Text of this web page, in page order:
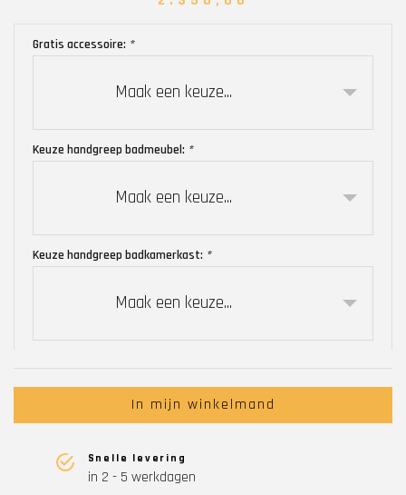
Gratis accessoire: *
Maak een keuze...
Keuze handgreep badmeubel: *
Maak een keuze...
Keuze handgreep badkamerkast: *
Maak een keuze...
In mijn winkelmand
Snelle levering
in 2 - 5 werkdagen